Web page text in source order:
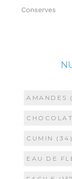
Conserves
AMANDES
CHOCOLAT
CUMIN (34)
EAU DE